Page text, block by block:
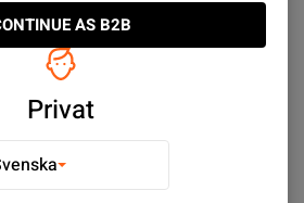
AS B2B
Privat